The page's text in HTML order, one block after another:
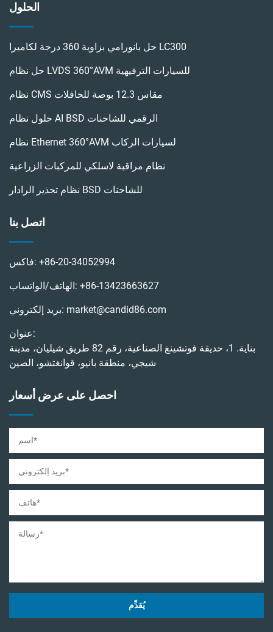
الحلول
حل بانورامي بزاوية 360 درجة لكاميرا LC300
حل نظام LVDS 360°AVM للسيارات الترفيهية
نظام CMS مقاس 12.3 بوصة للحافلات
حلول نظام AI BSD الرقمي للشاحنات
نظام Ethernet 360°AVM لسيارات الركاب
نظام مراقبة لاسلكي للمركبات الزراعية
نظام تحذير الرادار BSD للشاحنات
اتصل بنا
فاكس: +86-20-34052994
الهاتف/الواتساب: +86-13423663627
بريد إلكتروني: market@candid86.com
عنوان:
بناية. 1، حديقة فوتشينغ الصناعية، رقم 82 طريق شيليان، مدينة
شيجي، منطقة بانيو، قوانغتشو، الصين
احصل على عرض أسعار
يُقدِّم